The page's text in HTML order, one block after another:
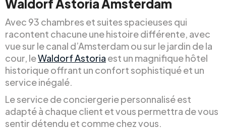
Waldorf Astoria Amsterdam
Avec 93 chambres et suites spacieuses qui
racontent chacune une histoire différente, avec
vue sur le canal d’Amsterdam ou sur le jardin de la
cour, leWaldorf Astoria est un magnifique hôtel
historique offrant un confort sophistiqué et un
service inégalé.
Le service de conciergerie personnalisé est
adapté à chaque client et vous permettra de vous
sentir détendu et comme chez vous.